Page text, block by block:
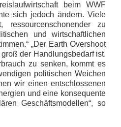
beim WWF
sich jedoch ändern. Viele
ressourcenschonender zu
und wirtschaftlichen
„Der Earth Overshoot
der Handlungsbedarf ist.
zu senken, kommt es
politischen Weichen
wir einen entschlossenen
und eine konsequente
Geschäftsmodellen“, so